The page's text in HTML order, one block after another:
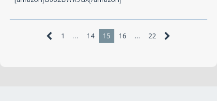
1 … 14 15 16 … 22